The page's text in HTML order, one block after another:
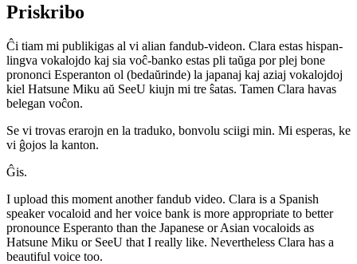
Priskribo
Ĉi tiam mi publikigas al vi alian fandub-videon. Clara estas hispan-
lingva vokalojdo kaj sia voĉ-banko estas pli taŭga por plej bone
prononci Esperanton ol (bedaŭrinde) la japanaj kaj aziaj vokalojdoj
kiel Hatsune Miku aŭ SeeU kiujn mi tre ŝatas. Tamen Clara havas
belegan voĉon.
Se vi trovas erarojn en la traduko, bonvolu sciigi min. Mi esperas, ke
vi ĝojos la kanton.
Ĝis.
I upload this moment another fandub video. Clara is a Spanish
speaker vocaloid and her voice bank is more appropriate to better
pronounce Esperanto than the Japanese or Asian vocaloids as
Hatsune Miku or SeeU that I really like. Nevertheless Clara has a
beautiful voice too.